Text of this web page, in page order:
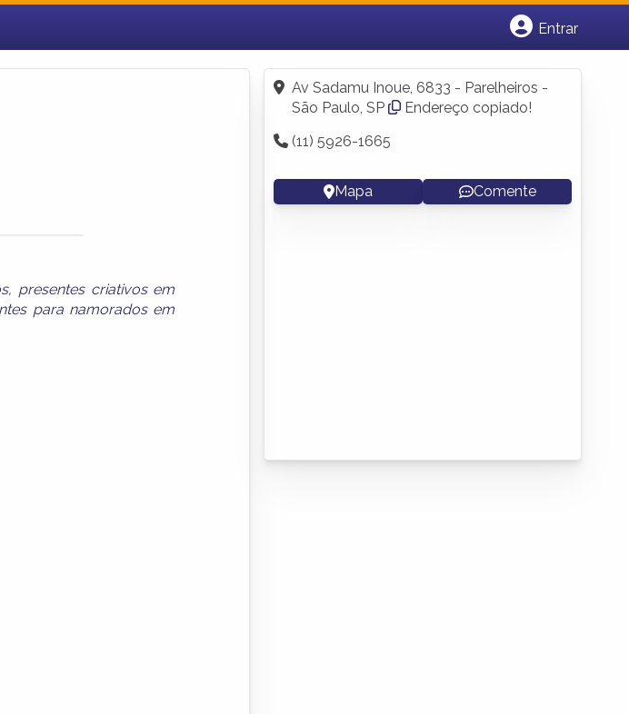
Entrar
Fazer login
Criar conta
, presentes criativos em
para namorados em
Av Sadamu Inoue, 6833 - Parelheiros -
São Paulo, SP
Endereço copiado!
(11) 5926-1665
Mapa Comente